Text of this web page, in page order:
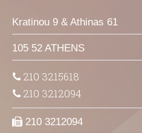
Kratinou 9 & Athinas 61
105 52 ATHENS
210 3215618
210 3212094
210 3212094